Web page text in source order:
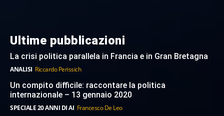
Ultime pubblicazioni
La crisi politica parallela in Francia e in Gran Bretagna
ANALISI Riccardo Perissich
Un compito difficile: raccontare la politica
internazionale – 13 gennaio 2020
SPECIALE 20 ANNI DI AI Francesco De Leo